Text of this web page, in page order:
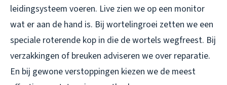
leidingsysteem voeren. Live zien we op een monitor
wat er aan de hand is. Bij wortelingroei zetten we een
speciale roterende kop in die de wortels wegfreest. Bij
verzakkingen of breuken adviseren we over reparatie.
En bij gewone verstoppingen kiezen we de meest